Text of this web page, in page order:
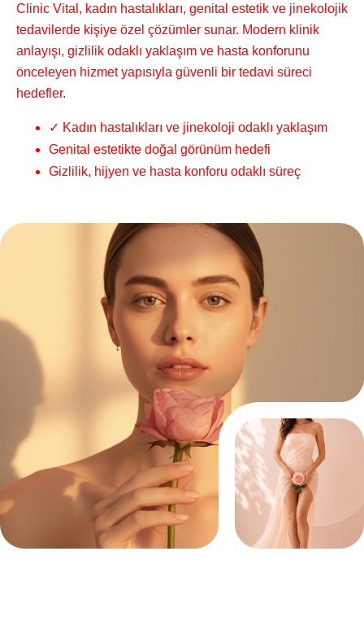
Clinic Vital, kadın hastalıkları, genital estetik ve jinekolojik
tedavilerde kişiye özel çözümler sunar. Modern klinik
anlayışı, gizlilik odaklı yaklaşım ve hasta konforunu
önceleyen hizmet yapısıyla güvenli bir tedavi süreci
hedefler.
✓ Kadın hastalıkları ve jinekoloji odaklı yaklaşım
Genital estetikte doğal görünüm hedefi
Gizlilik, hijyen ve hasta konforu odaklı süreç